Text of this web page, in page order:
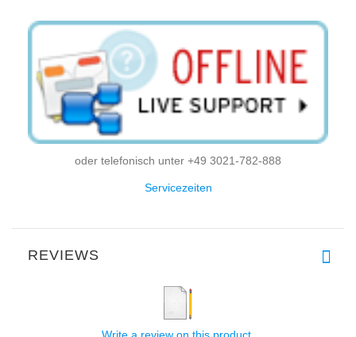
oder telefonisch unter +49 3021-782-888
Servicezeiten
REVIEWS